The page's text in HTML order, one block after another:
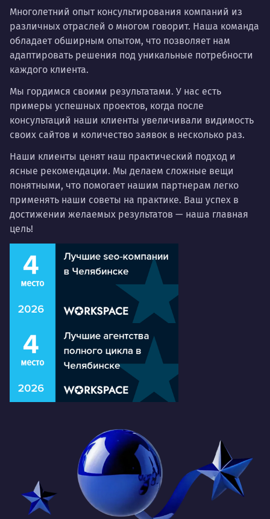
Многолетний опыт консультирования компаний из
различных отраслей о многом говорит. Наша команда
обладает обширным опытом, что позволяет нам
адаптировать решения под уникальные потребности
каждого клиента.
Мы гордимся своими результатами. У нас есть
примеры успешных проектов, когда после
консультаций наши клиенты увеличивали видимость
своих сайтов и количество заявок в несколько раз.
Наши клиенты ценят наш практический подход и
ясные рекомендации. Мы делаем сложные вещи
понятными, что помогает нашим партнерам легко
применять наши советы на практике. Ваш успех в
достижении желаемых результатов — наша главная
цель!